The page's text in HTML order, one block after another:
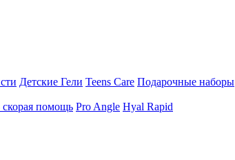
Детские Гели Teens Care Подарочные наборы
скорая помощь Pro Angle Hyal Rapid